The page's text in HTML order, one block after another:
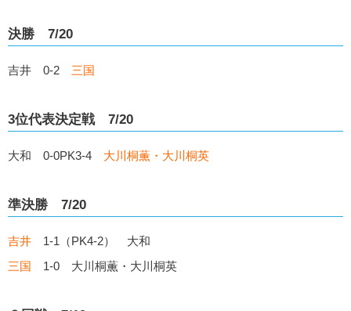
決勝 7/20
吉井 0-2 三国
3位代表決定戦 7/20
大和 0-0PK3-4 大川桐薫・大川桐英
準決勝 7/20
吉井 1-1（PK4-2） 大和
三国 1-0 大川桐薫・大川桐英